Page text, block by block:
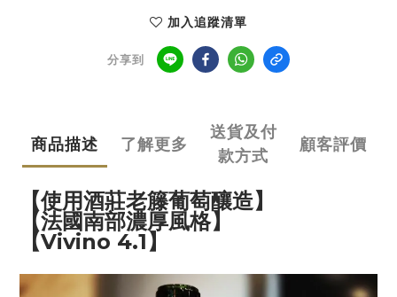
加入追蹤清單
分享到
商品描述 了解更多
送貨及付
款方式
顧客評價
【使用酒莊老籐葡萄釀造】
【法國南部濃厚風格】
【Vivino 4.1】